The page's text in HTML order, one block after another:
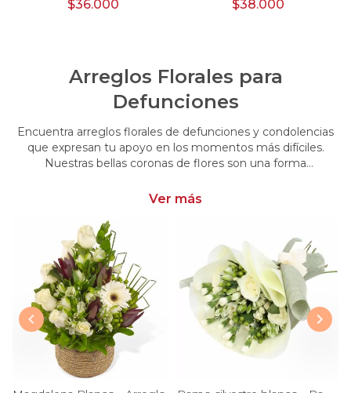
$36.000 $38.000
Arreglos Florales para
Defunciones
Encuentra arreglos florales de defunciones y condolencias
que expresan tu apoyo en los momentos más difíciles.
Nuestras bellas coronas de flores son una forma
momentos de pérdida.
Ver más